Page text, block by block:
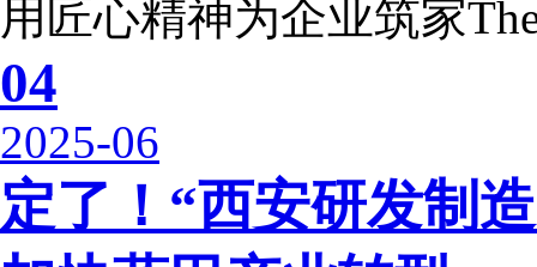
用匠心精神为企业筑家
04
2025-06
定了！“西安研发制